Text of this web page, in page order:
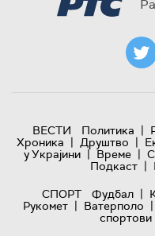
ВЕСТИ Политика |
Хроника | Друштво |
у Украјини | Време |
Подкаст |
СПОРТ
Фудбал |
Рукомет | Ватерполо |
спортови